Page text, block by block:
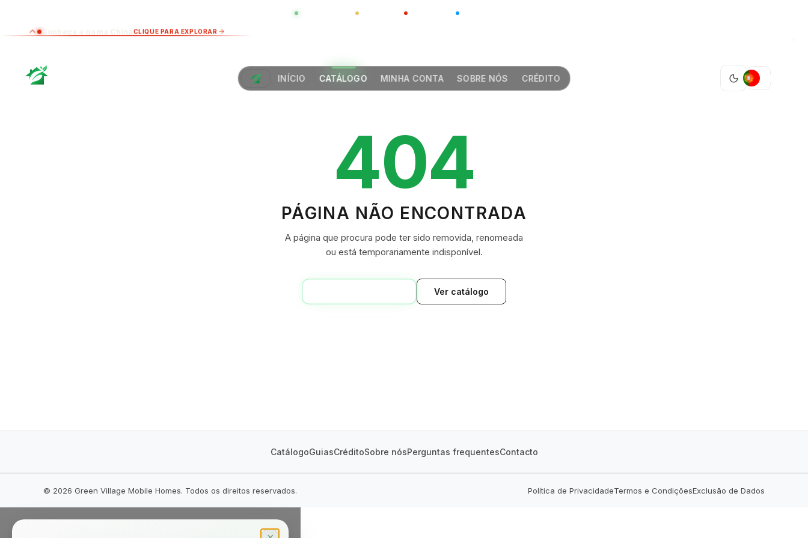
CHINA
INÍCIO CATÁLOGO MINHA CONTA SOBRE NÓS CRÉDITO
GREEN VILLAGE
404
PÁGINA NÃO ENCONTRADA
A página que procura pode ter sido removida, renomeada
ou está temporariamente indisponível.
Ver catálogo
CatálogoGuiasCréditoSobre nósPerguntas frequentesContacto
© 2026 Green Village Mobile Homes. Todos os direitos reservados. Política de PrivacidadeTermos e CondiçõesExclusão de Dados
Conheça a gama China CLIQUE PARA EXPLORAR